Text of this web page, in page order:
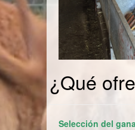
¿Qué
Selección del